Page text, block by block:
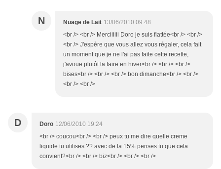
N Nuage de Lait 13/06/2010 09:48
<br /> <br /> Merciiiiii Doro je suis flattée<br /> <br />
<br /> J'espère que vous allez vous régaler, cela fait
un moment que je ne l'ai pas faite cette recette,
j'avoue plutôt la faire en hiver<br /> <br /> <br />
bises<br /> <br /> <br /> bon dimanche<br /> <br />
<br /> <br />
D Doro 12/06/2010 19:24
<br /> coucou<br /> <br /> peux tu me dire quelle creme
liquide tu utilises ?? avec de la 15% penses tu que cela
convient?<br /> <br /> biz<br /> <br /> <br />